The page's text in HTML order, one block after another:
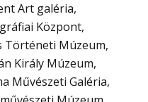
Art galéria
Központ
Történeti Múzeum
Király Múzeum
Művészeti Galéria